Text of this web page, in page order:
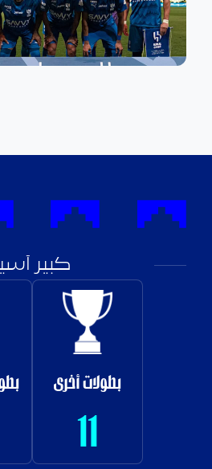
كبير
بطولات أخرى
11